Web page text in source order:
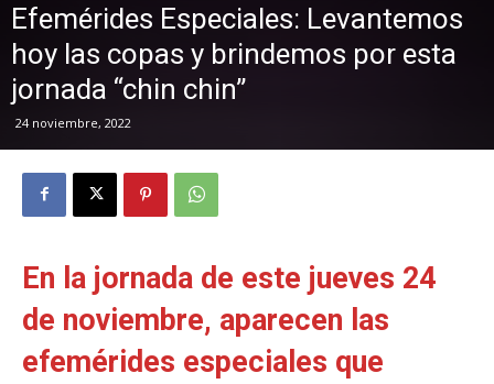
Efemérides Especiales: Levantemos
hoy las copas y brindemos por esta
jornada “chin chin”
24 noviembre, 2022
En la jornada de este jueves 24
de noviembre, aparecen las
efemérides especiales que